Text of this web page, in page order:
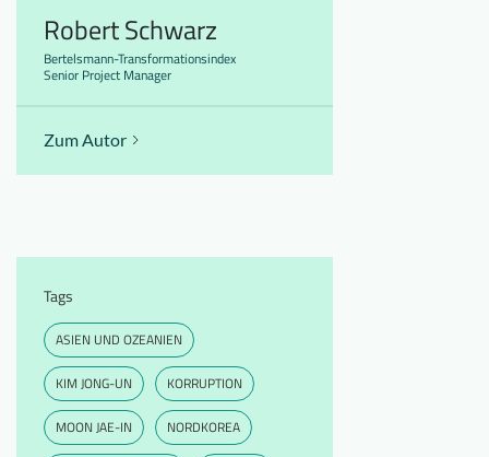
Robert Schwarz
Bertelsmann-Transformationsindex
Senior Project Manager
Zum Autor
Tags
ASIEN UND OZEANIEN
KIM JONG-UN KORRUPTION
MOON JAE-IN NORDKOREA